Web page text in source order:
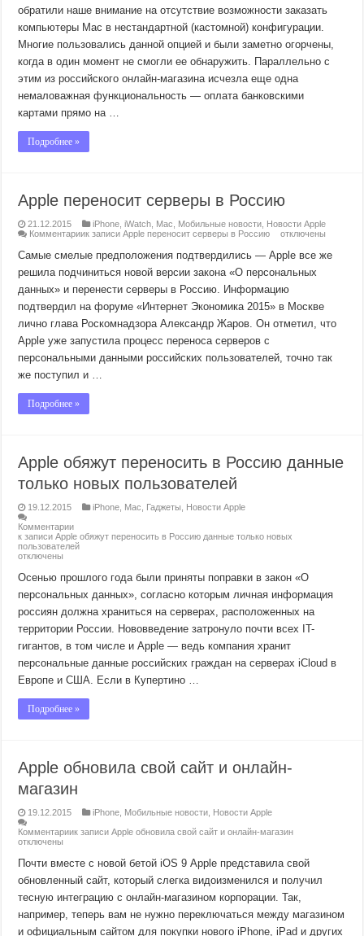
обратили наше внимание на отсутствие возможности заказать
компьютеры Mac в нестандартной (кастомной) конфигурации.
Многие пользовались данной опцией и были заметно огорчены,
когда в один момент не смогли ее обнаружить. Параллельно с
этим из российского онлайн-магазина исчезла еще одна
немаловажная функциональность — оплата банковскими
картами прямо на …
Подробнее »
Apple переносит серверы в Россию
21.12.2015 iPhone ,iWatch Mac Мобильные новости Новости Apple
Комментариик записи Apple переносит серверы в Россию отключены
Самые смелые предположения подтвердились — Apple все же
решила подчиниться новой версии закона «О персональных
данных» и перенести серверы в Россию. Информацию
подтвердил на форуме «Интернет Экономика 2015» в Москве
лично глава Роскомнадзора Александр Жаров. Он отметил, что
Apple уже запустила процесс переноса серверов с
персональными данными российских пользователей, точно так
же поступил и …
Подробнее »
Apple обяжут переносить в Россию данные
только новых пользователей
19.12.2015 iPhone Mac Гаджеты
Новости Apple
Комментарии
к записи Apple обяжут переносить в Россию данные только новых
пользователей
отключены
Осенью прошлого года были приняты поправки в закон «О
персональных данных», согласно которым личная информация
россиян должна храниться на серверах, расположенных на
территории России. Нововведение затронуло почти всех IT-
гигантов, в том числе и Apple — ведь компания хранит
персональные данные российских граждан на серверах iCloud в
Европе и США. Если в Купертино …
Подробнее »
Apple обновила свой сайт и онлайн-
магазин
19.12.2015 iPhone Мобильные новости Новости Apple
Комментариик записи Apple обновила свой сайт и онлайн-магазин
отключены
Почти вместе с новой бетой iOS 9 Apple представила свой
обновленный сайт, который слегка видоизменился и получил
тесную интеграцию с онлайн-магазином корпорации. Так,
например, теперь вам не нужно переключаться между магазином
и официальным сайтом для покупки нового iPhone, iPad и других